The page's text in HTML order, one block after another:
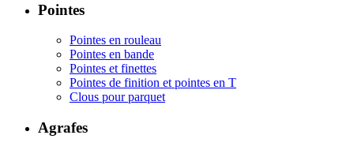
Pointes
Pointes en rouleau
Pointes en bande
Pointes et finettes
Pointes de finition et pointes en T
Clous pour parquet
Agrafes